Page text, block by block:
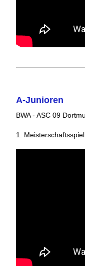
A-Junioren
BWA - ASC 09
1.